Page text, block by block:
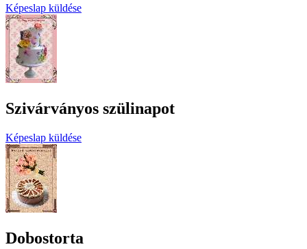
Képeslap küldése
Szivárványos szülinapot
Képeslap küldése
Dobostorta